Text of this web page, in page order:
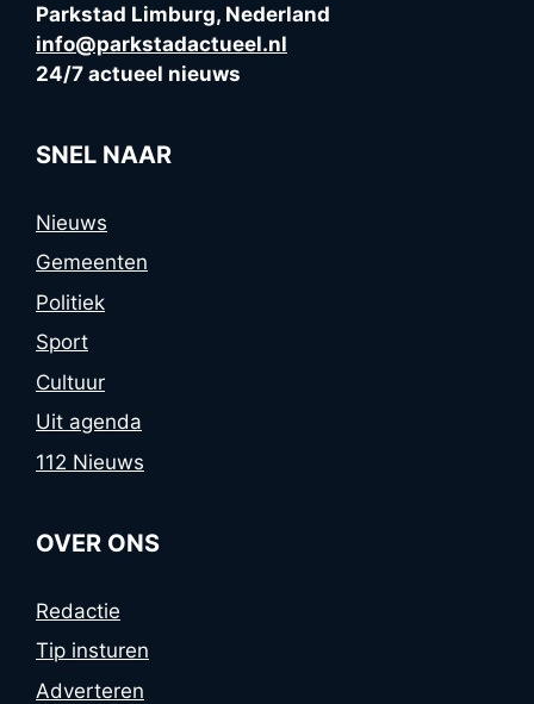
Parkstad Limburg, Nederland
info@parkstadactueel.nl
24/7 actueel nieuws
SNEL NAAR
Nieuws
Gemeenten
Politiek
Sport
Cultuur
Uit agenda
112 Nieuws
OVER ONS
Redactie
Tip insturen
Adverteren